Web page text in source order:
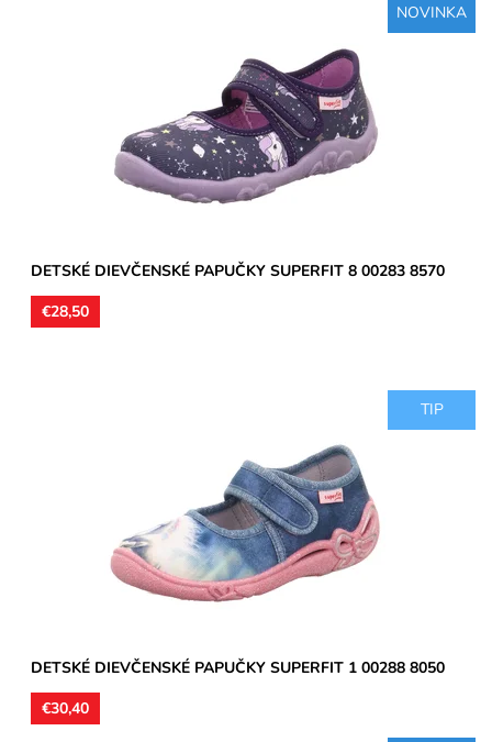
NOVINKA
Dievčenské papučky, zvršok aj vnútorné stielky textil,
perforované podrážky prevzdušnia chodidlo, model detskej
Skladom
Superfit
2 roky
DETSKÉ DIEVČENSKÉ PAPUČKY SUPERFIT 8 00283 8570
€28,50
TIP
Dievčenské papučky, materiál textil, perforované podrážky kvôli
prevzdušneniu chodidla, model detskej obuvi je vhodný...
Superfit
2 roky
DETSKÉ DIEVČENSKÉ PAPUČKY SUPERFIT 1 00288 8050
€30,40